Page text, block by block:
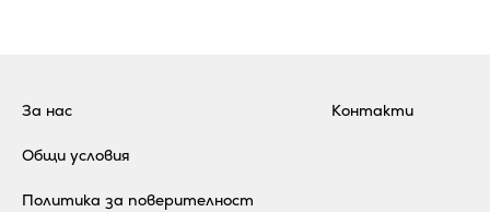
За нас
Общи условия
Политика за поверителност
Контакти